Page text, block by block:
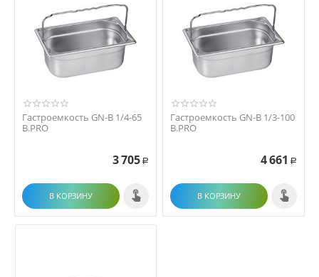
Гастроемкость GN-B 1/4-65
B.PRO
3 705 Р
В КОРЗИНУ
Гастроемкость GN-B 1/3-100
B.PRO
4 661 Р
В КОРЗИНУ